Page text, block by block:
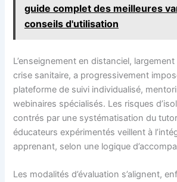
guide complet des meilleures
conseils d'utilisation
L’enseignement en distanciel,
crise sanitaire, a progressivement
plateforme de suivi individualisé,
webinaires spécialisés. Les risques
contrés par une systématisation du
éducateurs expérimentés veillent à
apprenant, selon une logique
Les modalités d’évaluation s’alignent,